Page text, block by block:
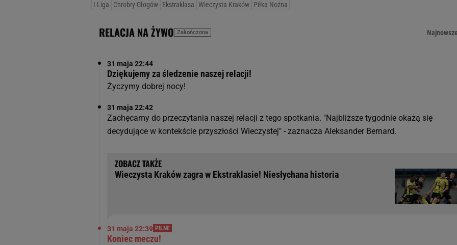
I Liga Chrobry Głogów Ekstraklasa Wieczysta Kraków Piłka Nożna
RELACJA NA ŻYWO Zakończona
31 maja 22:44
Dziękujemy za śledzenie naszej relacji!
Życzymy dobrej nocy!
31 maja 22:42
Zachęcamy do przeczytania naszej relacji z tego spotkania. "Najbliższe tygodnie okażą się
decydujące w kontekście przyszłości Wieczystej" - zaznacza Aleksander Bernard.
Wieczysta Kraków zagra w Ekstraklasie! Niesłychana historia
31 maja 22:39 PILNE
Koniec meczu!